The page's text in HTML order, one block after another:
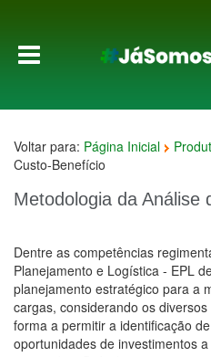
Voltar para: Página Inicial
Custo-Benefício
Metodologia da Análise
Dentre as competências
Planejamento e Logística - EPL
planejamento estratégico para a
cargas, considerando os
forma a permitir a identificação
oportunidades de investimentos